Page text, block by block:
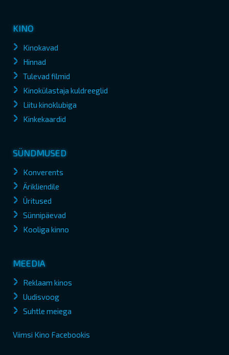
KINO
Kinokavad
Hinnad
Tulevad filmid
Kinokülastaja kuldreeglid
Liitu kinoklubiga
Kinkekaardid
SÜNDMUSED
Konverents
Ärikliendile
Üritused
Sünnipäevad
Kooliga kinno
MEEDIA
Reklaam kinos
Uudisvoog
Suhtle meiega
Viimsi Kino Facebookis